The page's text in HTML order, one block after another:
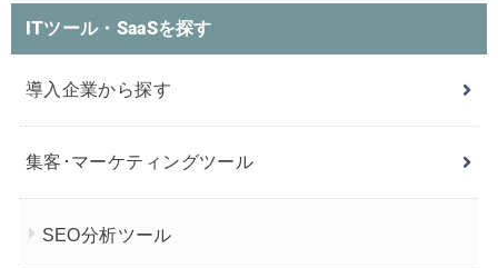
ITツール・SaaSを探す
導入企業から探す
集客･マーケティングツール
SEO分析ツール